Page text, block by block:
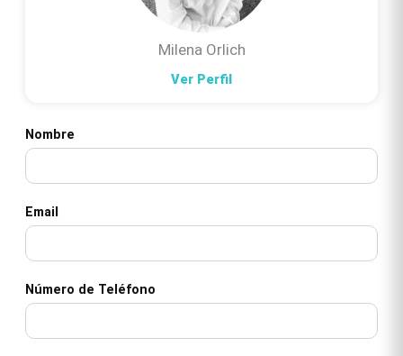
Milena Orlich
Ver Perfil
Nombre
Email
Número de Teléfono